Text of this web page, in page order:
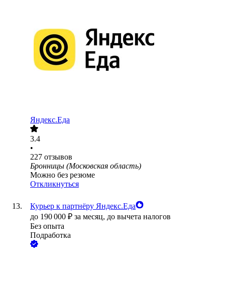
Яндекс.Еда
3.4
•
227 отзывов
Бронницы (Московская область)
Можно без резюме
Откликнуться
Курьер к партнёру Яндекс.Еда
до 190 000 ₽ за месяц, до вычета налогов
Без опыта
Подработка